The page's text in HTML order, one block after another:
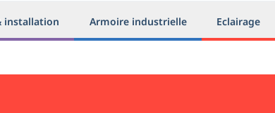
installation Armoire industrielle Eclairage